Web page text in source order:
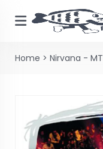
Home > Nirvana -